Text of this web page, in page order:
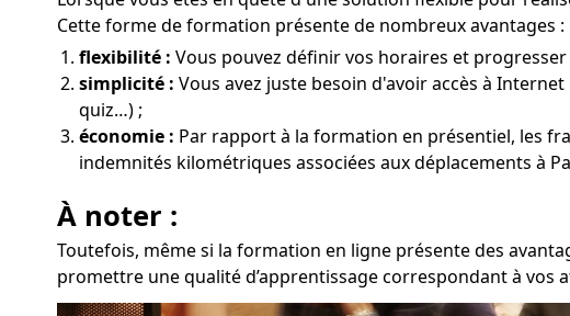
Cette forme de formation présente de nombreux avantages :
flexibilité : Vous pouvez définir vos horaires et
simplicité : Vous avez juste besoin d'avoir accès à
quiz…) ;
économie : Par rapport à la formation en présentiel, les
indemnités kilométriques associées aux déplacements à
À noter :
Toutefois, même si la formation en ligne présente des
promettre une qualité d’apprentissage correspondant à vos